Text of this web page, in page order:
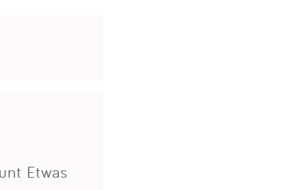
Etwas